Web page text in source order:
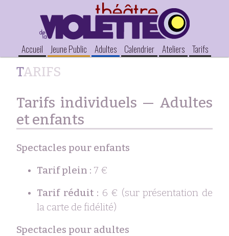
Accueil Jeune Public Adultes Calendrier Ateliers Tarifs
TARIFS
Tarifs individuels — Adultes
et enfants
Spectacles pour enfants
Tarif plein : 7 €
Tarif réduit : 6 € (sur présentation de
la carte de fidélité)
Spectacles pour adultes